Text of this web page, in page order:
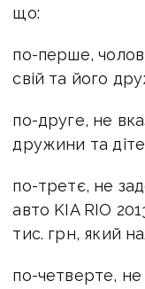
що:
по-перше,
свій та його
по-друге, не
дружини та
по-третє, не
авто KIA RIO
тис. грн, який
по-четверте, не